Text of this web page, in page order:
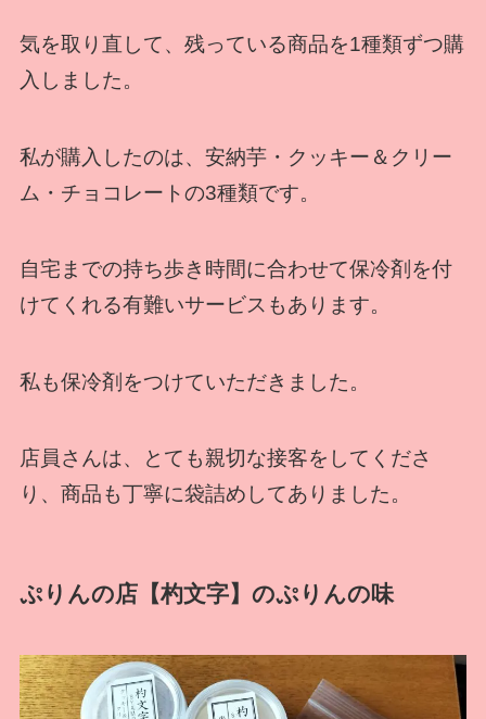
気を取り直して、残っている商品を1種類ずつ購
入しました。
私が購入したのは、安納芋・クッキー＆クリー
ム・チョコレートの3種類です。
自宅までの持ち歩き時間に合わせて保冷剤を付
けてくれる有難いサービスもあります。
私も保冷剤をつけていただきました。
店員さんは、とても親切な接客をしてくださ
り、商品も丁寧に袋詰めしてありました。
ぷりんの店【杓文字】のぷりんの味